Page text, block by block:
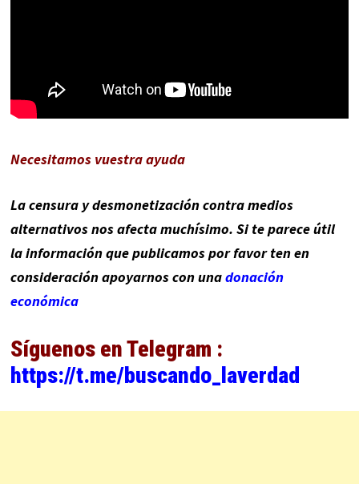
Necesitamos vuestra ayuda
La censura y desmonetización contra medios
alternativos nos afecta muchísimo. Si te parece útil
la información que publicamos por favor ten en
consideración apoyarnos con unadonación
económica
Síguenos en Telegram :
https://t.me/buscando_laverdad